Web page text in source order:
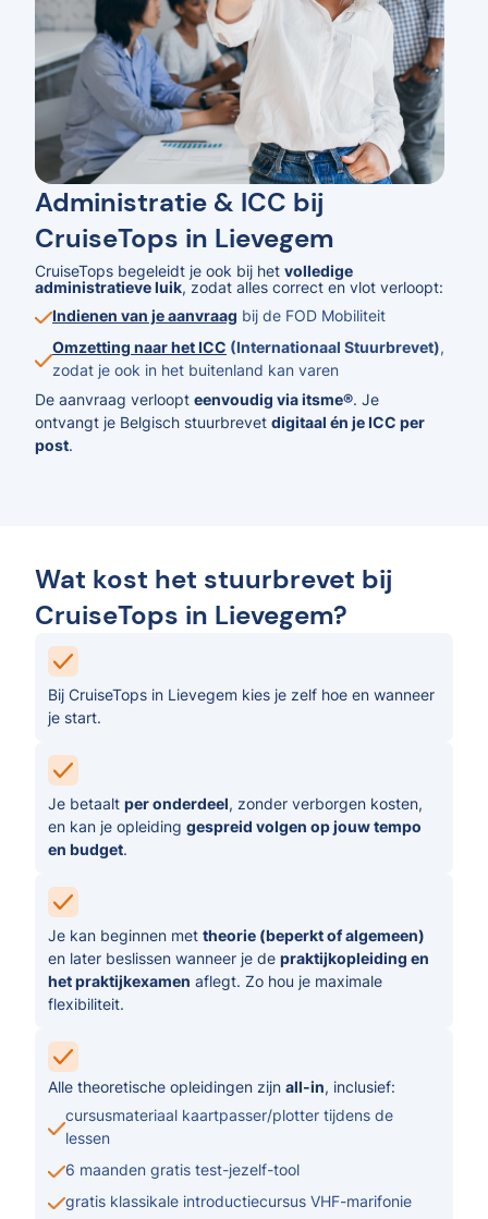
Administratie & ICC bij
CruiseTops in Lievegem
CruiseTops begeleidt je ook bij het volledige
administratieve luik, zodat alles correct en vlot verloopt:
Indienen van je aanvraag bij de FOD Mobiliteit
Omzetting naar het ICC (Internationaal Stuurbrevet),
zodat je ook in het buitenland kan varen
De aanvraag verloopt eenvoudig via itsme®. Je
ontvangt je Belgisch stuurbrevet digitaal én je ICC per
post.
Wat kost het stuurbrevet bij
CruiseTops in Lievegem?
Bij CruiseTops in Lievegem kies je zelf hoe en wanneer
je start.
Je betaalt per onderdeel, zonder verborgen kosten,
en kan je opleiding gespreid volgen op jouw tempo
en budget.
Je kan beginnen met theorie (beperkt of algemeen)
en later beslissen wanneer je de praktijkopleiding en
het praktijkexamen aflegt. Zo hou je maximale
flexibiliteit.
Alle theoretische opleidingen zijn all-in, inclusief:
cursusmateriaal kaartpasser/plotter tijdens de
lessen
6 maanden gratis test-jezelf-tool
gratis klassikale introductiecursus VHF-marifonie